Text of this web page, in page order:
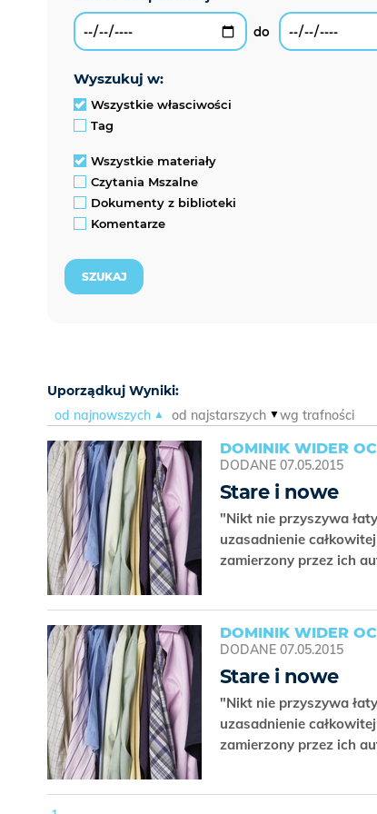
wyszukuj w:
Wszystkie własciwości
Tag
Wszystkie materiały
Czytania Mszalne
Dokumenty z biblioteki
Komentarze
Uporządkuj Wyniki:
od najnowszych
od najstarszych wg trafności
DOMINIK WIDER
DODANE 07.05.2015
Stare i nowe
"Nikt nie przyszywa
uzasadnienie
zamierzony przez ich
DOMINIK WIDER
DODANE 07.05.2015
Stare i nowe
"Nikt nie przyszywa
uzasadnienie
zamierzony przez ich